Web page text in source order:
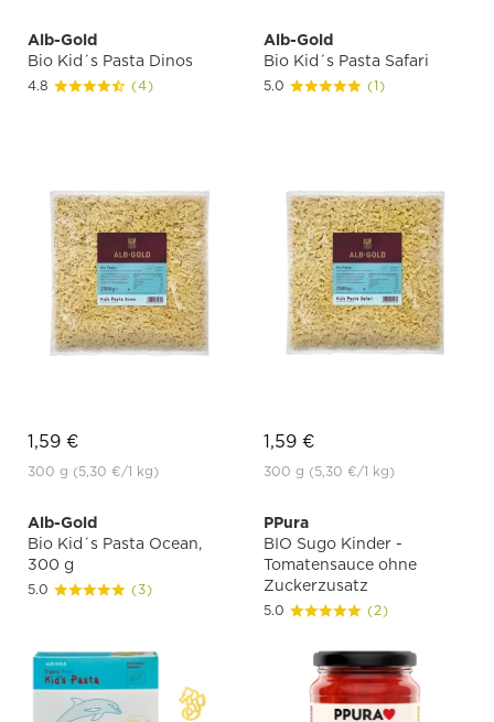
Alb-Gold
Bio Kid´s Pasta Dinos
4.8 (4)
1,59 €
300 g (5,30 €/1 kg)
Alb-Gold
Bio Kid´s Pasta Safari
5.0 (1)
1,59 €
300 g (5,30 €/1 kg)
Alb-Gold
Bio Kid´s Pasta Ocean,
300 g
5.0 (3)
PPura
BIO Sugo Kinder -
Tomatensauce ohne
Zuckerzusatz
5.0 (2)